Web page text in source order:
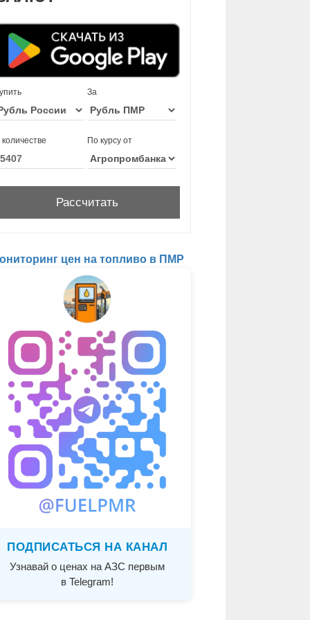
За
По курсу от
цен на топливо в ПМР
ПОДПИСАТЬСЯ НА КАНАЛ
Узнавай о ценах на АЗС первым
в Telegram!